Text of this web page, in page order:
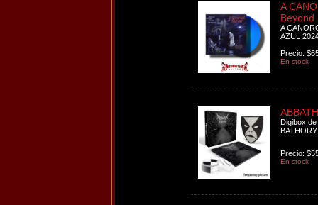
A
Beyond
A
AZUL
Precio:
En stock
Digibox
Precio:
En stock